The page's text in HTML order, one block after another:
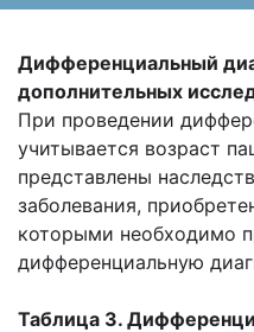
Дифференциальный
дополнительных
При проведении
учитывается возраст
представлены
заболевания,
которыми необходимо
дифференциальную
Таблица 3.